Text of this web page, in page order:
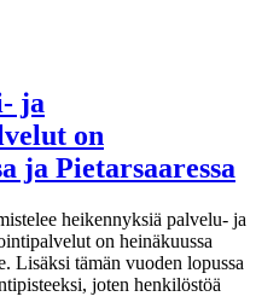
ja
on
ja Pietarsaaressa
heikennyksiä palvelu- ja
on heinäkuussa
Lisäksi tämän vuoden lopussa
joten henkilöstöä